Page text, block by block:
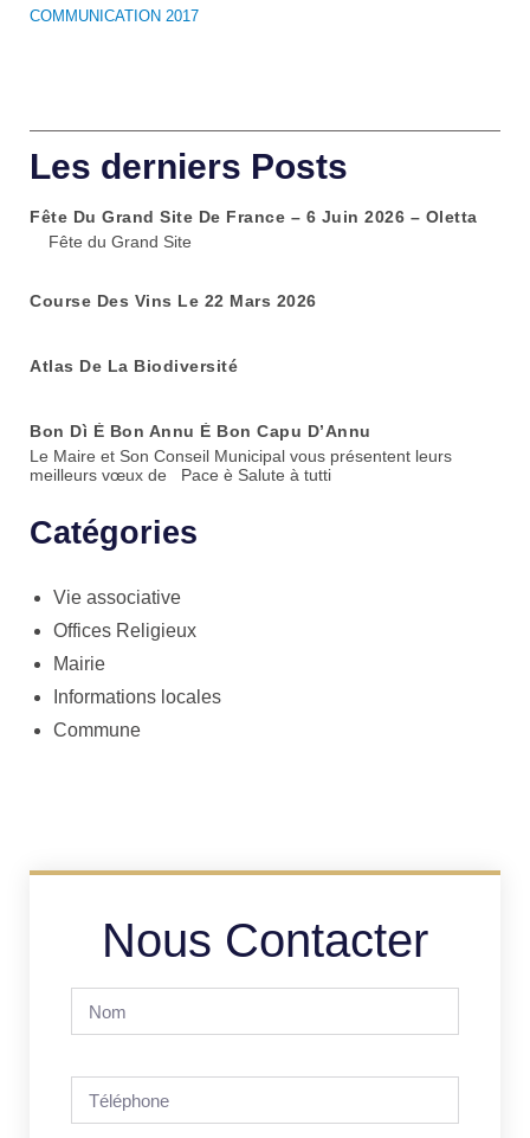
COMMUNICATION 2017
Les derniers Posts
Fête Du Grand Site De France – 6 Juin 2026 – Oletta
Fête du Grand Site
Course Des Vins Le 22 Mars 2026
Atlas De La Biodiversité
Bon Dì È Bon Annu È Bon Capu D’Annu
Le Maire et Son Conseil Municipal vous présentent leurs
meilleurs vœux de Pace è Salute à tutti
Catégories
Vie associative
Offices Religieux
Mairie
Informations locales
Commune
Nous Contacter